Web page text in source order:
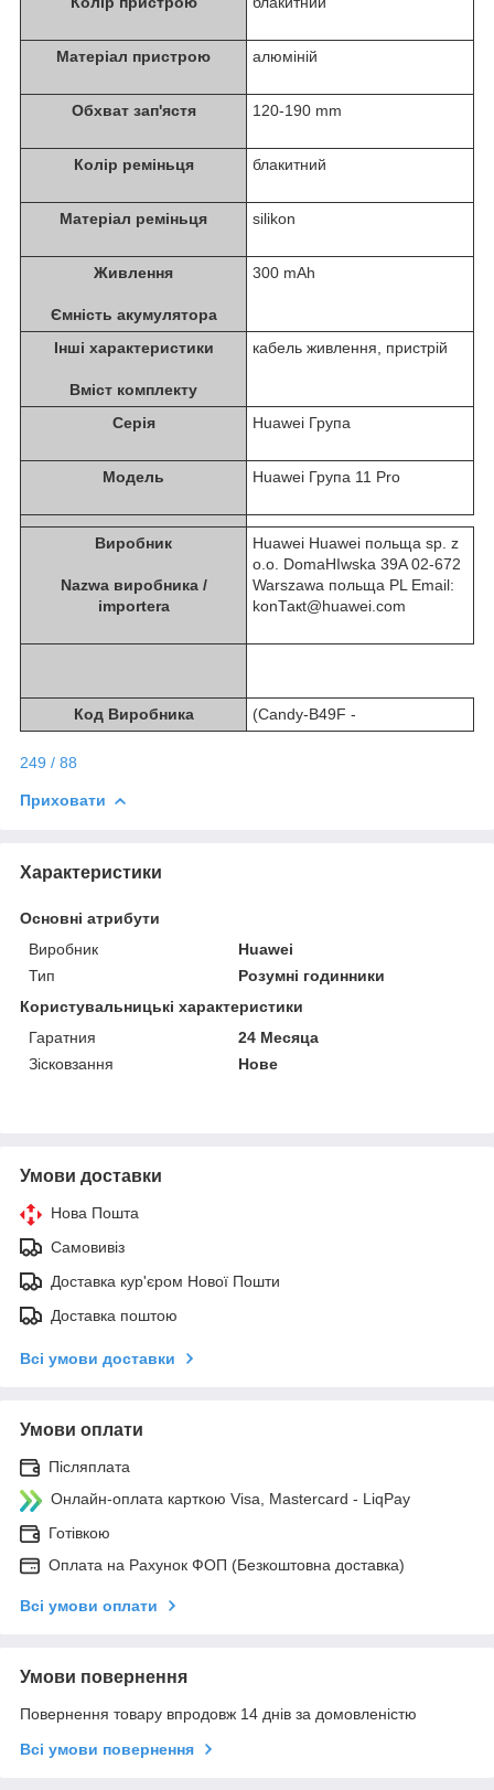
Матеріал пристрою алюміній
Обхват зап'ястя 120-190 mm
Колір реміньця блакитний
Матеріал реміньця silikon
Живлення
Ємність акумулятора
300 mAh
Інші характеристики
Вміст комплекту
кабель живлення, пристрій
Серія Huawei Група
Модель Huawei Група 11 Pro
Виробник
Nazwa виробника /
importera
Huawei Huawei польща sp. z
o.o. DomaНІwska 39A 02-672
Warszawa польща PL Email:
konТакt@huawei.com
Код Виробника (Candy-B49F -
249 / 88
Приховати
Характеристики
Основні атрибути
Виробник
Huawei
Тип
Розумні годинники
Користувальницькі характеристики
Гаратния
24 Месяца
Зісковзання
Нове
Умови доставки
Нова Пошта
Самовивіз
Доставка кур'єром Нової Пошти
Доставка поштою
Всі умови доставки
Умови оплати
Післяплата
Онлайн-оплата карткою Visa, Mastercard - LiqPay
Готівкою
Оплата на Рахунок ФОП (Безкоштовна доставка)
Всі умови оплати
Умови повернення
Повернення товару впродовж 14 днів за домовленістю
Всі умови повернення